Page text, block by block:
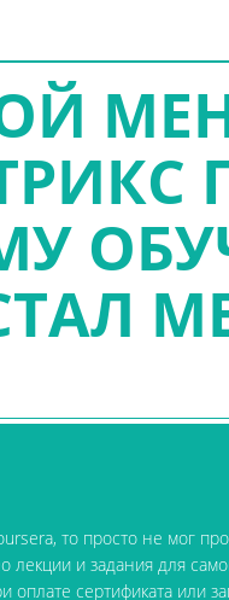
то просто не мог
лекции и задания для
оплате сертификата или